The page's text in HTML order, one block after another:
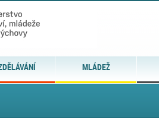
MLÁDEŽ